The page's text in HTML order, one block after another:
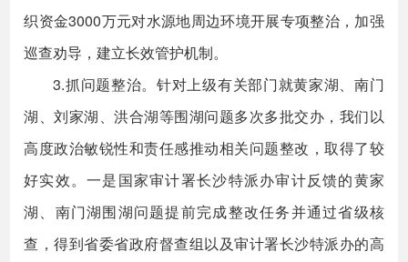
织资金3000万元对水源地周边环境开展专项整治，加强
巡查劝导，建立长效管护机制。
3.抓问题整治。针对上级有关部门就黄家湖、南门
湖、刘家湖、洪合湖等围湖问题多次多批交办，我们以
高度政治敏锐性和责任感推动相关问题整改，取得了较
好实效。一是国家审计署长沙特派办审计反馈的黄家
湖、南门湖围湖问题提前完成整改任务并通过省级核
查，得到省委省政府督查组以及审计署长沙特派办的高